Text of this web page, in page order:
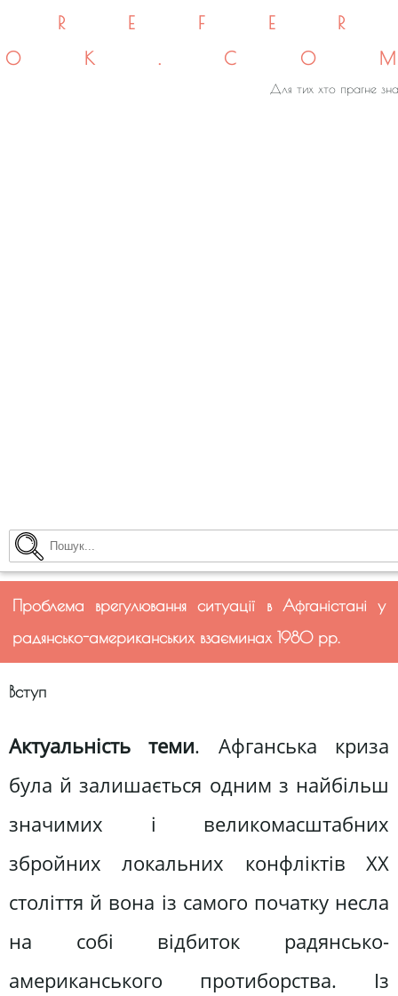
Для тих хто прагне
Проблема врегулювання ситуації в Афганістані у
радянсько-американських взаєминах 1980 рр.
Вступ
Актуальність теми. Афганська криза
була й залишається одним з найбільш
значимих і великомасштабних
збройних локальних конфліктів XX
століття й вона із самого початку несла
на собі відбиток радянсько-
американського протиборства. Із